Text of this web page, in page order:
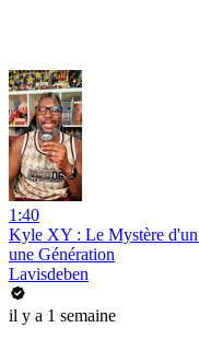
1:40
Kyle XY : Le Mystère
une Génération
Lavisdeben
il y a 1 semaine